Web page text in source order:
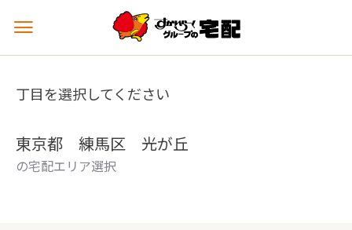
メ
ュ
を
丁目を選択してください
東京都 練馬区 光が丘
の宅配エリア選択